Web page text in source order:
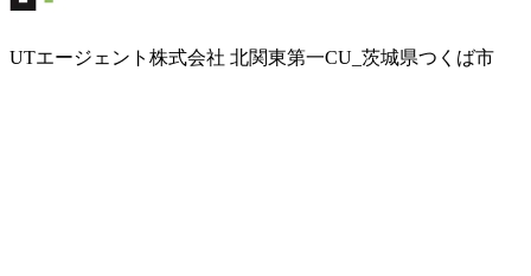
UTエージェント株式会社 北関東第一CU_茨城県つくば市